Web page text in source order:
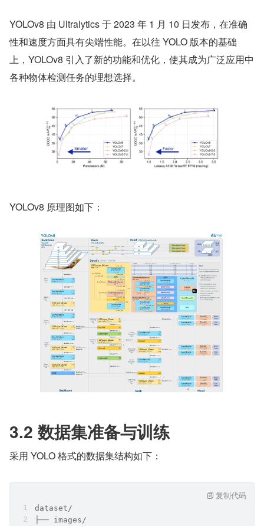
YOLOv8 由 Ultralytics 于 2023 年 1 月 10 日发布，在准确
性和速度方面具有尖端性能。在以往 YOLO 版本的基础
上，YOLOv8 引入了新的功能和优化，使其成为广泛应用中
各种物体检测任务的理想选择。
YOLOv8 原理图如下：
3.2 数据集准备与训练
采用 YOLO 格式的数据集结构如下：
dataset/
├── images/
复制代码